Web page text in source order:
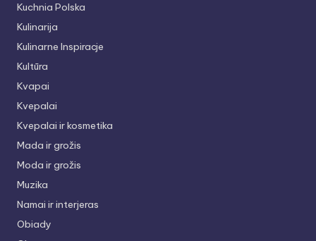
Kuchnia Polska
Kulinarija
Kulinarne Inspiracje
Kultūra
Kvapai
Kvepalai
Kvepalai ir kosmetika
Mada ir grožis
Moda ir grožis
Muzika
Namai ir interjeras
Obiady